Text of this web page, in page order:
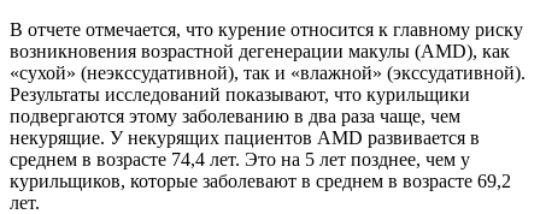
В отчете отмечается, что курение относится к главному риску
возникновения возрастной дегенерации макулы (AMD), как
«сухой» (неэкссудативной), так и «влажной» (экссудативной).
Результаты исследований показывают, что курильщики
подвергаются этому заболеванию в два раза чаще, чем
некурящие. У некурящих пациентов AMD развивается в
среднем в возрасте 74,4 лет. Это на 5 лет позднее, чем у
курильщиков, которые заболевают в среднем в возрасте 69,2
лет.